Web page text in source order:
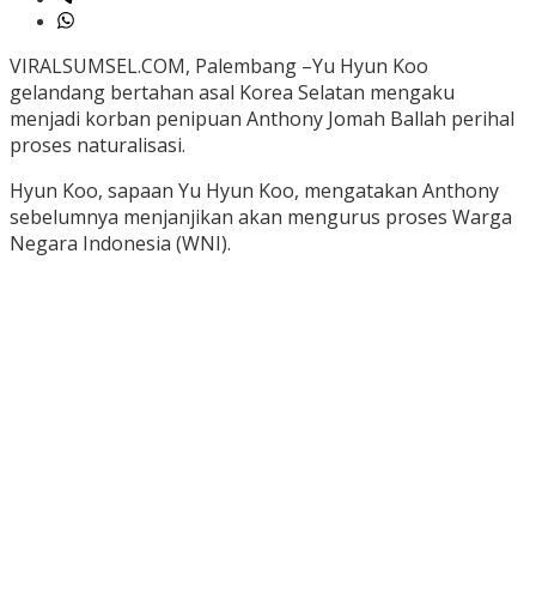
VIRALSUMSEL.COM, Palembang –Yu Hyun Koo
gelandang bertahan asal Korea Selatan mengaku
menjadi korban penipuan Anthony Jomah Ballah perihal
proses naturalisasi.
Hyun Koo, sapaan Yu Hyun Koo, mengatakan Anthony
sebelumnya menjanjikan akan mengurus proses Warga
Negara Indonesia (WNI).